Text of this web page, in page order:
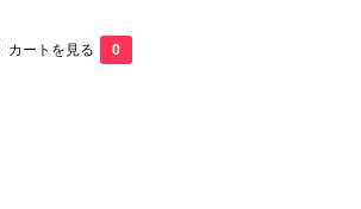
カートを見る 0